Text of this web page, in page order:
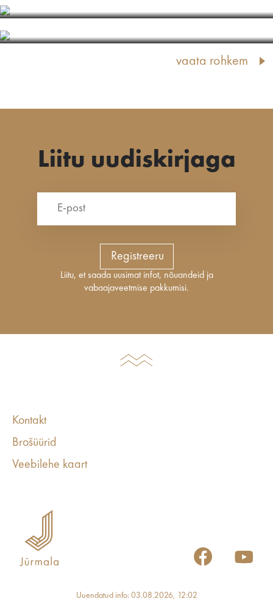
ĶEMERI KUURORDI PARK
vaata rohkem
Liitu uudiskirjaga
Registreeru
Liitu, et saada uusimat infot, nõuandeid ja
vabaajaveetmise pakkumisi.
Kontakt
Brošüürid
Veebilehe kaart
Uuendatud info: 03.08.2026, 12:02